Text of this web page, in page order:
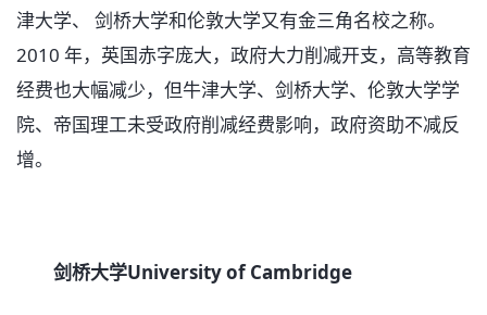
津大学、 剑桥大学和伦敦大学又有金三角名校之称。
2010 年，英国赤字庞大，政府大力削减开支，高等教育
经费也大幅减少，但牛津大学、剑桥大学、伦敦大学学
院、帝国理工未受政府削减经费影响，政府资助不减反
增。
剑桥大学University of Cambridge